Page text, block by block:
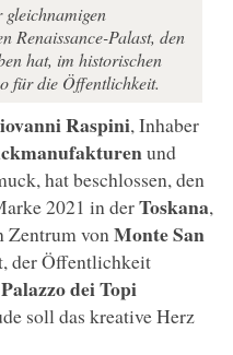
Renaissance-Palast, den
hat, im historischen
für die Öffentlichkeit.
Raspini, Inhaber
und
hat beschlossen, den
2021 in derToskana,
Zentrum von Monte San
der Öffentlichkeit
Palazzo dei Topi
soll das kreative Herz